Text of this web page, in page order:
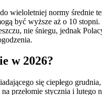
wieloletniej normy średnie
być wyższe aż o 10
nie śniegu, jednak
w 2026?
się ciepłego
przełomie stycznia i lutego